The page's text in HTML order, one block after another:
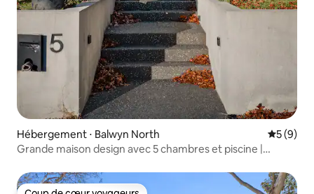
Hébergement ⋅ Balwyn North
5 (9)
Grande maison design avec 5 chambres et piscine |